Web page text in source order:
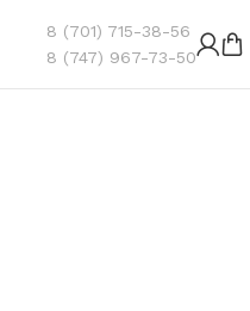
8 (701) 715-38-56
8 (747) 967-73-50